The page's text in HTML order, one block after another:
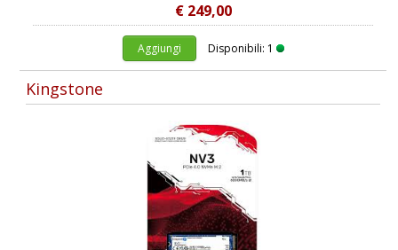
€ 249,00
Aggiungi Disponibili: 1
Kingstone